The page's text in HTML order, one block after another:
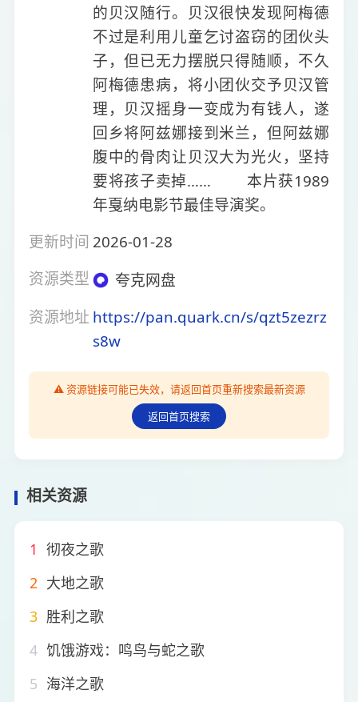
的贝汉随行。贝汉很快发现阿梅德
不过是利用儿童乞讨盗窃的团伙头
子，但已无力摆脱只得随顺，不久
阿梅德患病，将小团伙交予贝汉管
理，贝汉摇身一变成为有钱人，遂
回乡将阿兹娜接到米兰，但阿兹娜
腹中的骨肉让贝汉大为光火，坚持
要将孩子卖掉…… 本片获1989
年戛纳电影节最佳导演奖。
更新时间 2026-01-28
资源类型
夸克网盘
资源地址 https://pan.quark.cn/s/qzt5zezrz
s8w
⚠️ 资源链接可能已失效，请返回首页重新搜索最新资源
返回首页搜索
相关资源
1 彻夜之歌
2 大地之歌
3 胜利之歌
4 饥饿游戏：鸣鸟与蛇之歌
5 海洋之歌